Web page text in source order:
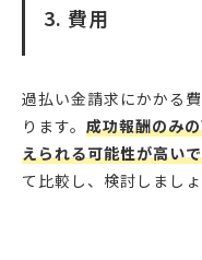
3. 費用
過払い金請求にかかる
ります。 成功報酬のみ
えられる可能性が高い
て比較し、検討しましょ